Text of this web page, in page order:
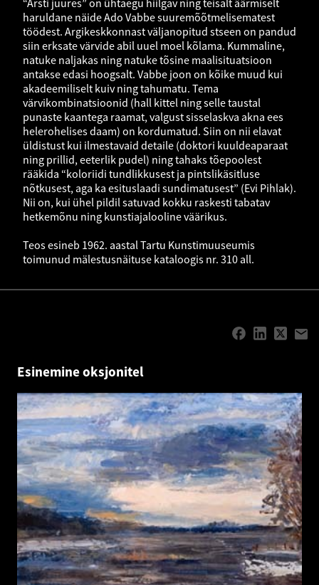
haruldane näide Ado Vabbe suuremõõtmelisematest
töödest. Argikeskkonnast väljanopitud stseen on pandud
siin erksate värvide abil uuel moel kõlama. Kummaline,
natuke naljakas ning natuke tõsine maalisituatsioon
antakse edasi hoogsalt. Vabbe joon on kõike muud kui
akadeemiliselt kuiv ning tahumatu. Tema
värvikombinatsioonid (hall kittel ning selle taustal
punaste kaantega raamat, valgust sisselaskva akna ees
helerohelises daam) on kordumatud. Siin on nii elavat
üldistust kui ilmestavaid detaile (doktori kuuldeaparaat
ning prillid, eeterlik pudel) ning tahaks tõepoolest
rääkida “koloriidi tundlikkusest ja pintslikäsitluse
nõtkusest, aga ka esituslaadi sundimatusest” (Evi Pihlak).
Nii on, kui ühel pildil satuvad kokku raskesti tabatav
hetkemõnu ning kunstiajalooline väärikus.
Teos esineb 1962. aastal Tartu Kunstimuuseumis
toimunud mälestusnäituse kataloogis nr. 310 all.
Esinemine oksjonitel